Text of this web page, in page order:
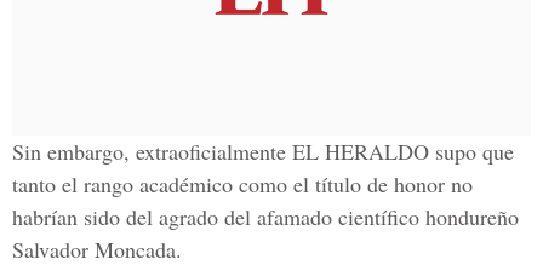
Sin embargo, extraoficialmente EL HERALDO supo que
tanto el rango académico como el título de honor no
habrían sido del agrado del afamado científico hondureño
Salvador Moncada.